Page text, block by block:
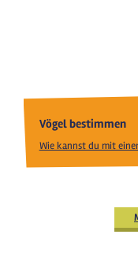
Vögel bestimmen
Wie kannst du mit